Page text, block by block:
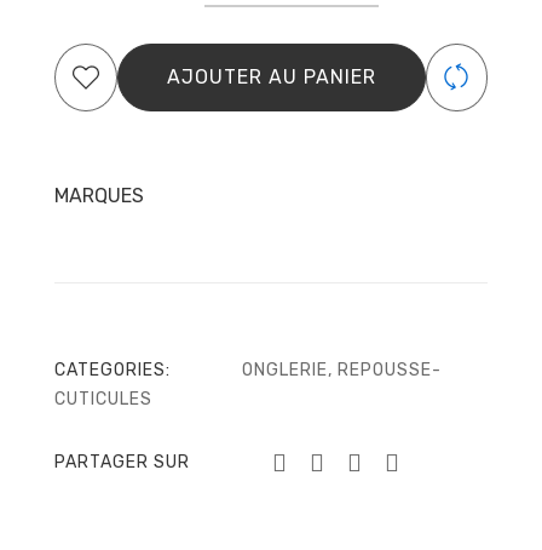
De
Avec
Manche
AJOUTER AU PANIER
MARQUES
CATEGORIES: ONGLERIE, REPOUSSE-
CUTICULES
PARTAGER SUR